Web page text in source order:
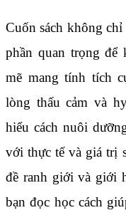
Cuốn sách không
phần quan trọng để
mẽ mang tính tích
lòng thấu cảm và
hiểu cách nuôi
với thực tế và giá trị
đề ranh giới và giới
bạn đọc học cách